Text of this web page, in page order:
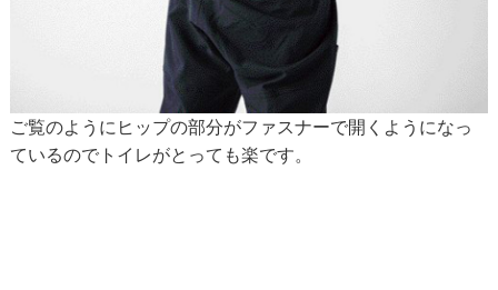
ご覧のようにヒップの部分がファスナーで開くようになっ
ているのでトイレがとっても楽です。